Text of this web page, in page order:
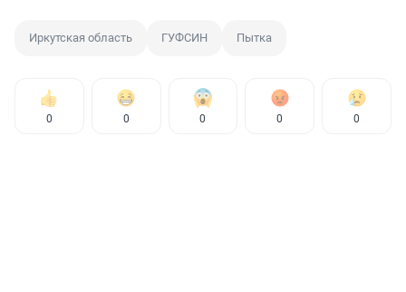
Иркутская область ГУФСИН Пытка
0 0 0 0 0